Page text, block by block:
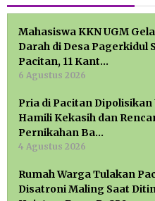
Mahasiswa KKN UGM
Darah di Desa Pagerkidul
Pacitan, 11 Kant…
6 Agustus 2026
Pria di Pacitan Dipolisikan
Hamili Kekasih dan
Pernikahan Ba…
4 Agustus 2026
Rumah Warga Tulakan
Disatroni Maling Saat